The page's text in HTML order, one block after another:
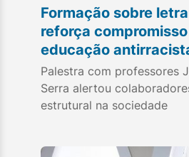
Formação sobre
reforça
educação
Palestra com professores
Serra alertou
estrutural na sociedade